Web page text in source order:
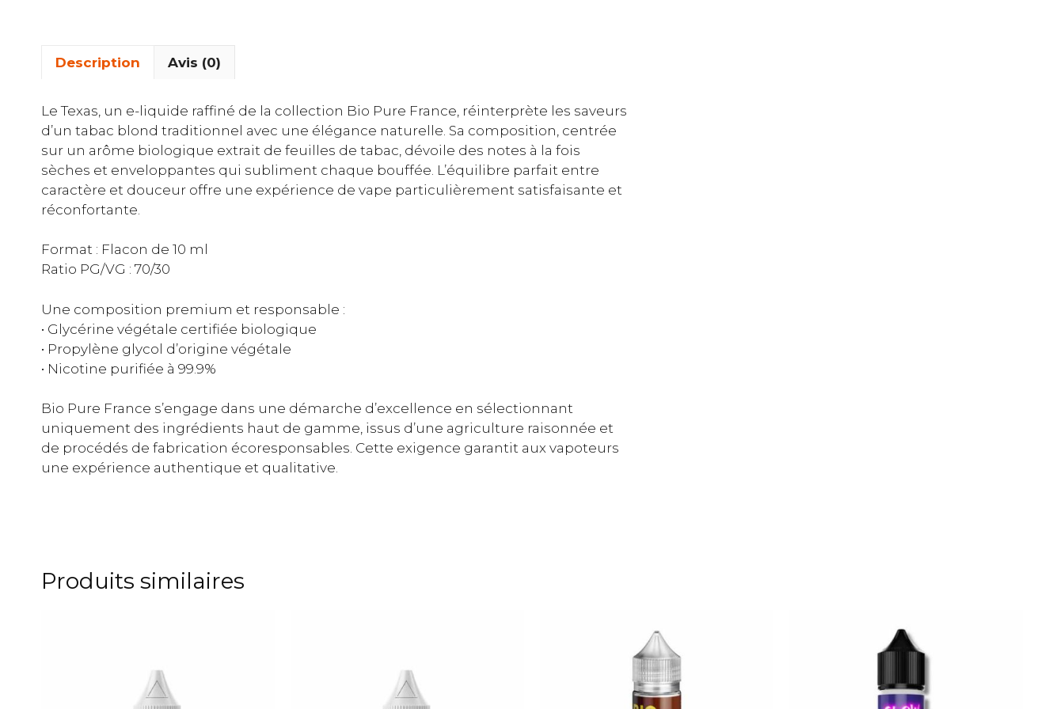
Description Avis (0)
Le Texas, un e-liquide raffiné de la collection Bio Pure France, réinterprète les saveurs
d’un tabac blond traditionnel avec une élégance naturelle. Sa composition, centrée
sur un arôme biologique extrait de feuilles de tabac, dévoile des notes à la fois
sèches et enveloppantes qui subliment chaque bouffée. L’équilibre parfait entre
caractère et douceur offre une expérience de vape particulièrement satisfaisante et
réconfortante.
Format : Flacon de 10 ml
Ratio PG/VG : 70/30
Une composition premium et responsable :
• Glycérine végétale certifiée biologique
• Propylène glycol d’origine végétale
• Nicotine purifiée à 99.9%
Bio Pure France s’engage dans une démarche d’excellence en sélectionnant
uniquement des ingrédients haut de gamme, issus d’une agriculture raisonnée et
de procédés de fabrication écoresponsables. Cette exigence garantit aux vapoteurs
une expérience authentique et qualitative.
Produits similaires